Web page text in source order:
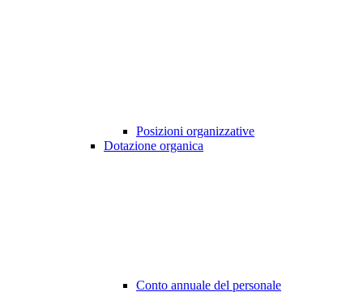
Posizioni organizzative
Dotazione organica
Conto annuale del personale